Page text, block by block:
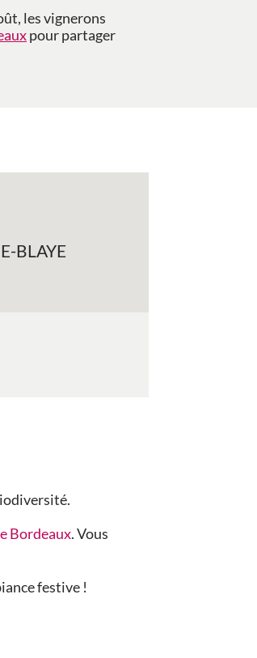
les vignerons
pour partager
BLAYE
Bordeaux. Vous
festive !